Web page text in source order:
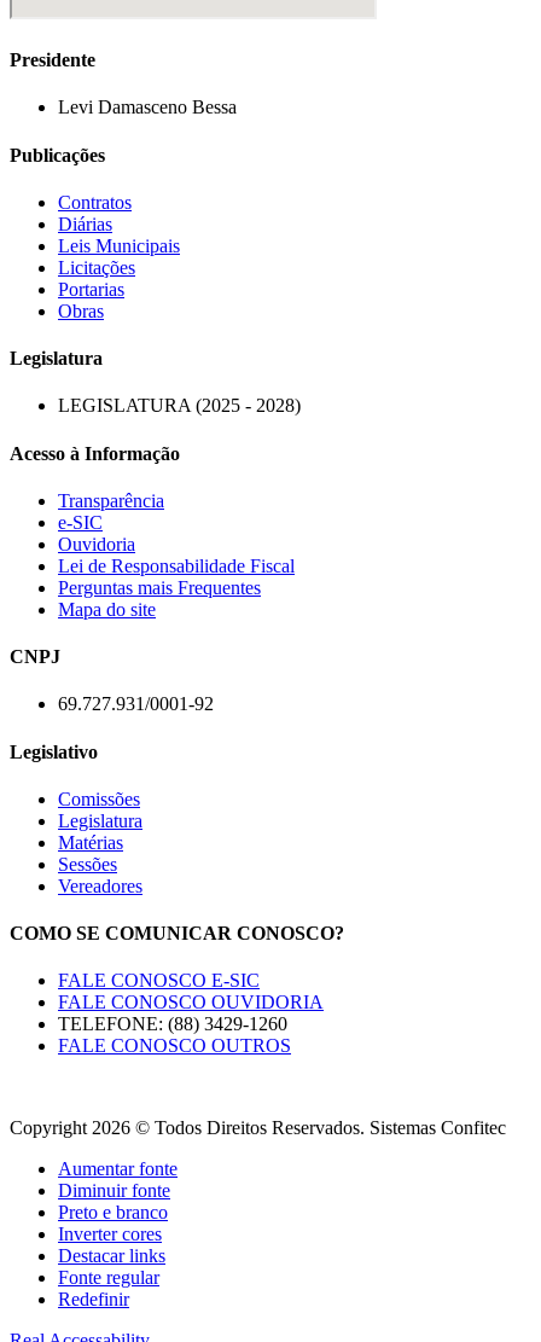
Presidente
Levi Damasceno Bessa
Publicações
Contratos
Diárias
Leis Municipais
Licitações
Portarias
Obras
Legislatura
LEGISLATURA (2025 - 2028)
Acesso à Informação
Transparência
e-SIC
Ouvidoria
Lei de Responsabilidade Fiscal
Perguntas mais Frequentes
Mapa do site
CNPJ
69.727.931/0001-92
Legislativo
Comissões
Legislatura
Matérias
Sessões
Vereadores
COMO SE COMUNICAR CONOSCO?
FALE CONOSCO E-SIC
FALE CONOSCO OUVIDORIA
TELEFONE: (88) 3429-1260
FALE CONOSCO OUTROS
Copyright 2026 © Todos Direitos Reservados. Sistemas Confitec
Aumentar fonte
Diminuir fonte
Preto e branco
Inverter cores
Destacar links
Fonte regular
Redefinir